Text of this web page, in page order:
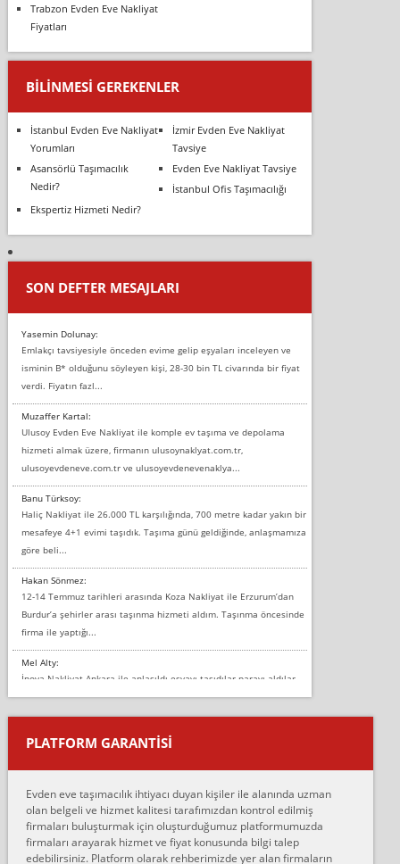
Trabzon Evden Eve Nakliyat
Fiyatları
BILINMESI GEREKENLER
İstanbul Evden Eve Nakliyat
Yorumları
İzmir Evden Eve Nakliyat
Tavsiye
Asansörlü Taşımacılık
Nedir?
Evden Eve Nakliyat Tavsiye
İstanbul Ofis Taşımacılığı
Ekspertiz Hizmeti Nedir?
SON DEFTER MESAJLARI
Yasemin Dolunay:
Emlakçı tavsiyesiyle önceden evime gelip eşyaları inceleyen ve
isminin B* olduğunu söyleyen kişi, 28-30 bin TL civarında bir fiyat
verdi. Fiyatın fazl...
Muzaffer Kartal:
Ulusoy Evden Eve Nakliyat ile komple ev taşıma ve depolama
hizmeti almak üzere, firmanın ulusoynaklyat.com.tr,
ulusoyevdeneve.com.tr ve ulusoyevdenevenaklya...
Banu Türksoy:
Haliç Nakliyat ile 26.000 TL karşılığında, 700 metre kadar yakın bir
mesafeye 4+1 evimi taşıdık. Taşıma günü geldiğinde, anlaşmamıza
göre beli...
Hakan Sönmez:
12-14 Temmuz tarihleri arasında Koza Nakliyat ile Erzurum’dan
Burdur’a şehirler arası taşınma hizmeti aldım. Taşınma öncesinde
firma ile yaptığı...
Mel Alty:
İnova Nakliyat Ankara ile anlaşıldı eşyayı taşıdılar parayı aldılar.
Salon duvarına bir baktım birisi boydan alüminyum renkli bantı
yapıştırm...
Murat:
çalıştıklarını, müş...
Ahmet:
Lüleburgaz güngünes evden eve naklyat eşyalarımı taşımak için
anlaştık sabah eve geldiklerinde de eşyalarımı düzgün şekilde
PLATFORM GARANTİSİ
Evden eve taşımacılık ihtiyacı duyan kişiler ile alanında uzman
olan belgeli ve hizmet kalitesi tarafımızdan kontrol edilmiş
firmaları buluşturmak için oluşturduğumuz platformumuzda
firmaları arayarak hizmet ve fiyat konusunda bilgi talep
edebilirsiniz. Platform olarak rehberimizde yer alan firmaların